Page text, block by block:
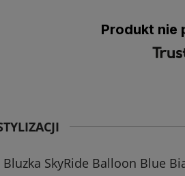
Produkt nie
Bluzka SkyRide Balloon Blue